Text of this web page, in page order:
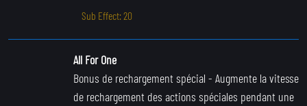
Sub Effect: 20
All For One
Bonus de rechargement spécial - Augmente la vitesse
de rechargement des actions spéciales pendant une